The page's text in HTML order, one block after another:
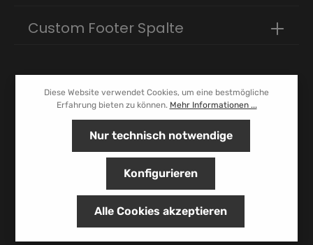
Custom Footer Spalte
Diese Website verwendet Cookies, um eine bestmögliche
Erfahrung bieten zu können. Mehr Informationen ...
Nur technisch notwendige
Konfigurieren
Alle Cookies akzeptieren